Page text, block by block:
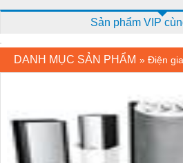
Sản phẩm VIP
DANH MỤC SẢN PHẨM » Điện